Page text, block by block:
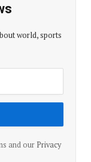
world, sports
and our Privacy